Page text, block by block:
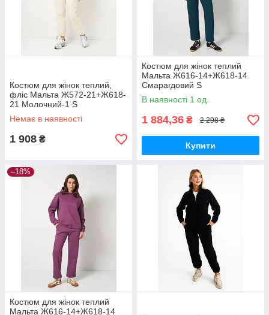
Костюм для жінок теплий,
фліс Мальта Ж572-21+Ж618-
21 Молочний-1 S
Молочний-1
Немає в наявності
1 908 ₴
Костюм для жінок теплий
Мальта Ж616-14+Ж618-14
Смарагдовий S
В наявності 1 од.
1 884,36 ₴ 2 298 ₴
Купити
–18%
Костюм для жінок теплий
Мальта Ж616-14+Ж618-14